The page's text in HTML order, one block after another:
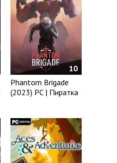
10
Phantom Brigade
(2023) PC | Пиратка